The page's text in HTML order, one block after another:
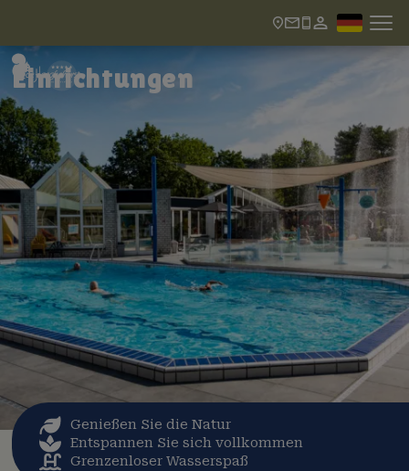
Einrichtungen
Genießen Sie die Natur
Entspannen Sie sich vollkommen
Grenzenloser Wasserspaß